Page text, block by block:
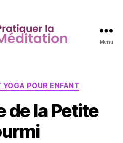
Menu
Catégories
POUR ENFANT
de la Petite